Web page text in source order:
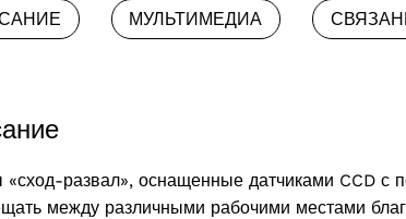
МУЛЬТИМЕДИА
развал», оснащенные датчиками CCD с
между различными рабочими местами